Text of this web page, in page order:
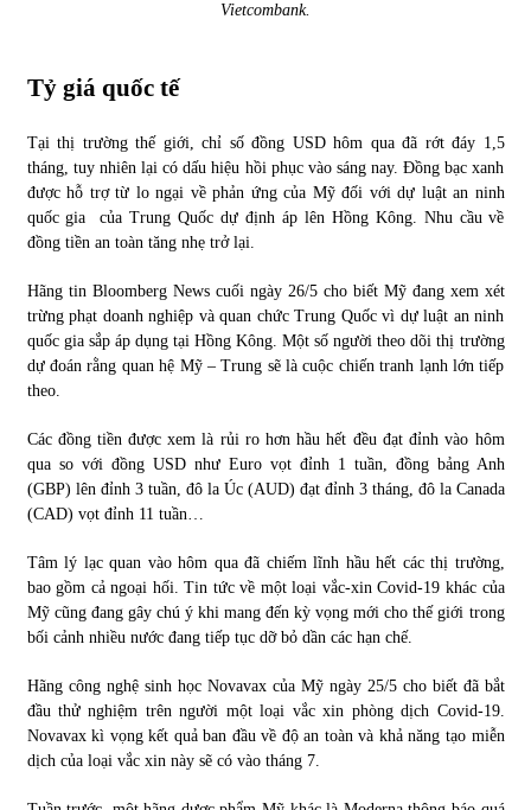
Vietcombank.
Tỷ giá quốc tế
Tại thị trường thế giới, chỉ số đồng USD hôm qua đã rớt đáy 1,5
tháng, tuy nhiên lại có dấu hiệu hồi phục vào sáng nay. Đồng bạc xanh
được hỗ trợ từ lo ngại về phản ứng của Mỹ đối với dự luật an ninh
quốc gia của Trung Quốc dự định áp lên Hồng Kông. Nhu cầu về
đồng tiền an toàn tăng nhẹ trở lại.
Hãng tin Bloomberg News cuối ngày 26/5 cho biết Mỹ đang xem xét
trừng phạt doanh nghiệp và quan chức Trung Quốc vì dự luật an ninh
quốc gia sắp áp dụng tại Hồng Kông. Một số người theo dõi thị trường
dự đoán rằng quan hệ Mỹ – Trung sẽ là cuộc chiến tranh lạnh lớn tiếp
theo.
Các đồng tiền được xem là rủi ro hơn hầu hết đều đạt đỉnh vào hôm
qua so với đồng USD như Euro vọt đỉnh 1 tuần, đồng bảng Anh
(GBP) lên đỉnh 3 tuần, đô la Úc (AUD) đạt đỉnh 3 tháng, đô la Canada
(CAD) vọt đỉnh 11 tuần…
Tâm lý lạc quan vào hôm qua đã chiếm lĩnh hầu hết các thị trường,
bao gồm cả ngoại hối. Tin tức về một loại vắc-xin Covid-19 khác của
Mỹ cũng đang gây chú ý khi mang đến kỳ vọng mới cho thế giới trong
bối cảnh nhiều nước đang tiếp tục dỡ bỏ dần các hạn chế.
Hãng công nghệ sinh học Novavax của Mỹ ngày 25/5 cho biết đã bắt
đầu thử nghiệm trên người một loại vắc xin phòng dịch Covid-19.
Novavax kì vọng kết quả ban đầu về độ an toàn và khả năng tạo miễn
dịch của loại vắc xin này sẽ có vào tháng 7.